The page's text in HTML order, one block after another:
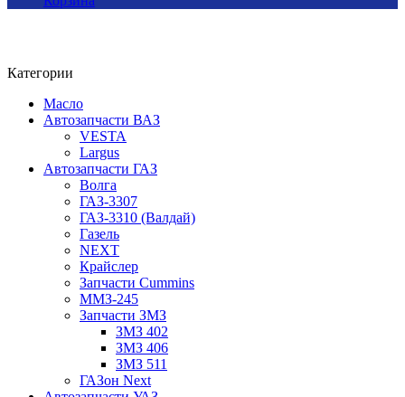
Категории
Масло
Автозапчасти ВАЗ
VESTA
Largus
Автозапчасти ГАЗ
Волга
ГАЗ-3307
ГАЗ-3310 (Валдай)
Газель
NEXT
Крайслер
Запчасти Cummins
ММЗ-245
Запчасти ЗМЗ
ЗМЗ 402
ЗМЗ 406
ЗМЗ 511
ГАЗон Next